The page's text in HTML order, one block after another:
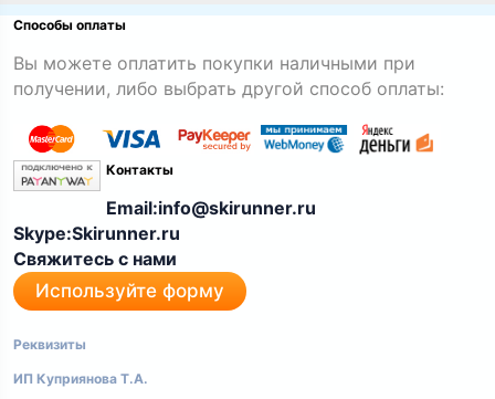
Способы оплаты
Вы можете оплатить покупки наличными при
получении, либо выбрать другой способ оплаты:
Контакты
Email:info@skirunner.ru
Skype:Skirunner.ru
Свяжитесь с нами
Используйте форму
Реквизиты
ИП Куприянова Т.А.